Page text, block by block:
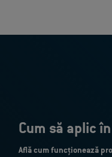
Cum să aplic
Află cum funcționează